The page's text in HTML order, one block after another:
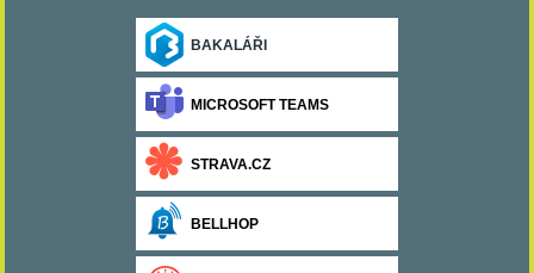
BAKALÁŘI
MICROSOFT TEAMS
STRAVA.CZ
BELLHOP